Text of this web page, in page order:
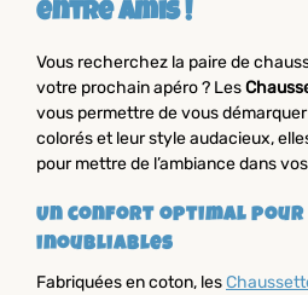
entre amis !
Vous recherchez la paire de
votre prochain apéro ? Les
vous permettre de vous
colorés et leur style audacieux,
pour mettre de l’ambiance dans
Un confort optimal pour
inoubliables
Fabriquées en coton, les